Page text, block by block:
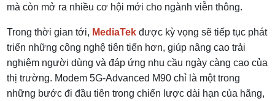
mà còn mở ra nhiều cơ hội mới cho ngành viễn thông.
Trong thời gian tới, MediaTek được kỳ vọng sẽ tiếp tục phát
triển những công nghệ tiên tiến hơn, giúp nâng cao trải
nghiệm người dùng và đáp ứng nhu cầu ngày càng cao của
thị trường. Modem 5G-Advanced M90 chỉ là một trong
những bước đi đầu tiên trong chiến lược dài hạn của hãng,